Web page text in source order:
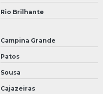
Rio Brilhante
Campina Grande
Patos
Sousa
Cajazeiras